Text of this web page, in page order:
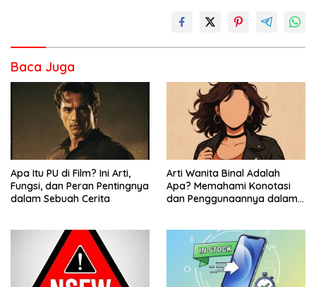
Baca Juga
Apa Itu PU di Film? Ini Arti,
Fungsi, dan Peran Pentingnya
dalam Sebuah Cerita
Arti Wanita Binal Adalah
Apa? Memahami Konotasi
dan Penggunaannya dalam